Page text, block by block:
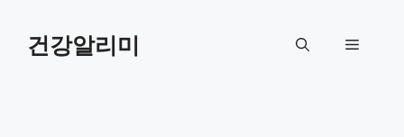
건강알리미 메